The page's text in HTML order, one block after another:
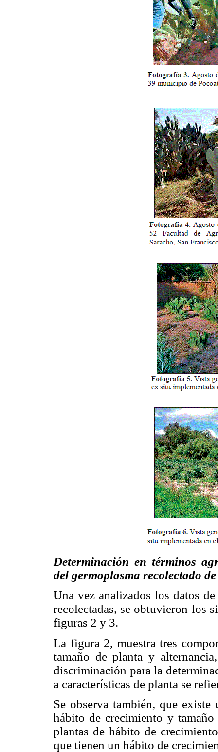
Determinación en términos
del germoplasma recolectado
Una vez analizados los datos
recolectadas, se obtuvieron los
figuras 2 y 3.
La figura 2, muestra tres
tamaño de planta y
discriminación para la
a características de planta se
Se observa también, que
hábito de crecimiento y
plantas de hábito de
que tienen un hábito de